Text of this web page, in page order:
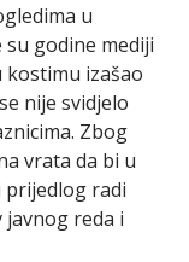
u
godine mediji
kostimu izašao
nije svidjelo
Zbog
vrata da bi u
radi
reda i